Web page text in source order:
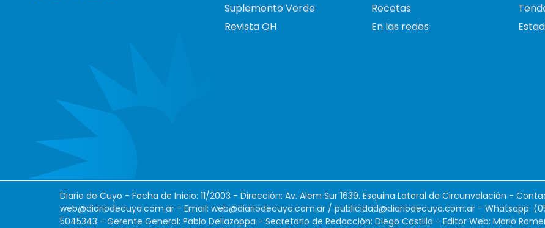
Suplemento Verde
Revista OH
Recetas
En las redes
Diario de Cuyo - Fecha de Inicio: 11/2003 - Dirección: Av. Alem Sur 1639. Esquina Lateral de Circunvalación -
web@diariodecuyo.com.ar - Email: web@diariodecuyo.com.ar / publicidad@diariodecuyo.com.ar - Whatsapp:
5045343 - Gerente General: Pablo Dellazoppa - Secretario de Redacción: Diego Castillo - Editor Web: Mario